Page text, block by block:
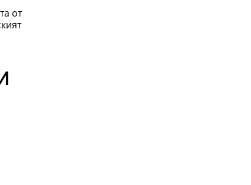
от